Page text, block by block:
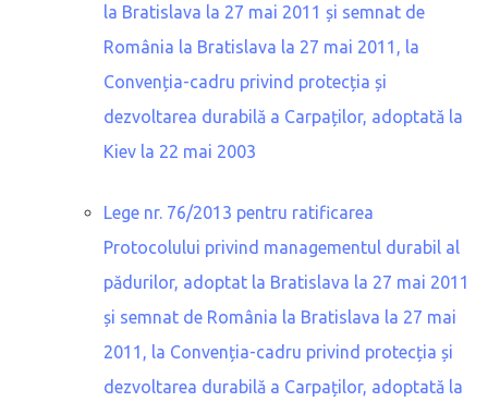
la Bratislava la 27 mai 2011 și semnat de
România la Bratislava la 27 mai 2011, la
Convenția-cadru privind protecția și
dezvoltarea durabilă a Carpaților, adoptată la
Kiev la 22 mai 2003
Lege nr. 76/2013 pentru ratificarea
Protocolului privind managementul durabil al
pădurilor, adoptat la Bratislava la 27 mai 2011
și semnat de România la Bratislava la 27 mai
2011, la Convenția-cadru privind protecția și
dezvoltarea durabilă a Carpaților, adoptată la